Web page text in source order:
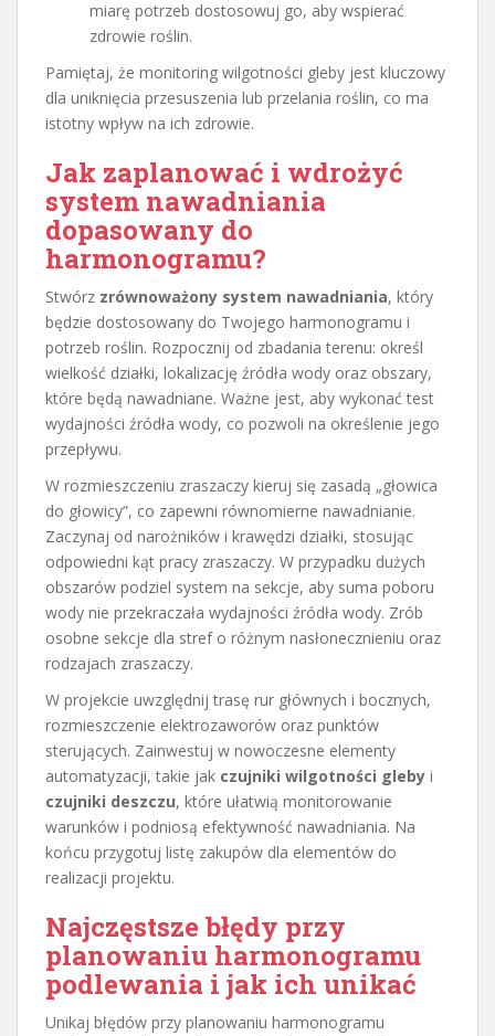
miarę potrzeb dostosowuj go, aby wspierać
zdrowie roślin.
Pamiętaj, że monitoring wilgotności gleby jest kluczowy
dla uniknięcia przesuszenia lub przelania roślin, co ma
istotny wpływ na ich zdrowie.
Jak zaplanować i wdrożyć
system nawadniania
dopasowany do
harmonogramu?
Stwórz zrównoważony system nawadniania, który
będzie dostosowany do Twojego harmonogramu i
potrzeb roślin. Rozpocznij od zbadania terenu: określ
wielkość działki, lokalizację źródła wody oraz obszary,
które będą nawadniane. Ważne jest, aby wykonać test
wydajności źródła wody, co pozwoli na określenie jego
przepływu.
W rozmieszczeniu zraszaczy kieruj się zasadą „głowica
do głowicy”, co zapewni równomierne nawadnianie.
Zaczynaj od narożników i krawędzi działki, stosując
odpowiedni kąt pracy zraszaczy. W przypadku dużych
obszarów podziel system na sekcje, aby suma poboru
wody nie przekraczała wydajności źródła wody. Zrób
osobne sekcje dla stref o różnym nasłonecznieniu oraz
rodzajach zraszaczy.
W projekcie uwzględnij trasę rur głównych i bocznych,
rozmieszczenie elektrozaworów oraz punktów
sterujących. Zainwestuj w nowoczesne elementy
automatyzacji, takie jak czujniki wilgotności gleby i
czujniki deszczu, które ułatwią monitorowanie
warunków i podniosą efektywność nawadniania. Na
końcu przygotuj listę zakupów dla elementów do
realizacji projektu.
Najczęstsze błędy przy
planowaniu harmonogramu
podlewania i jak ich unikać
Unikaj błędów przy planowaniu harmonogramu